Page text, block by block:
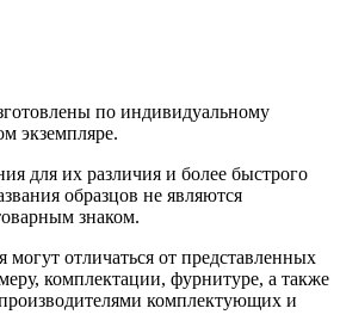
по индивидуальному
экземпляре.
для их различия и более быстрого
образцов не являются
знаком.
могут отличаться от представленных
комплектации, фурнитуре, а также
комплектующих и